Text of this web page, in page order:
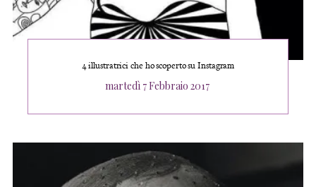
4 illustratrici che ho scoperto su Instagram
Posted
martedì 7 Febbraio 2017